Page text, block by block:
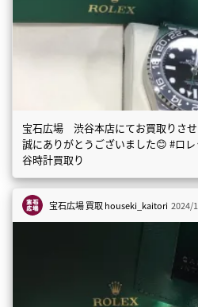
宝石広場 渋谷本店にてお買取りさ
誠にありがとうございました😊 #
谷時計買取り
宝石広場 買取houseki_kaitori 2024/